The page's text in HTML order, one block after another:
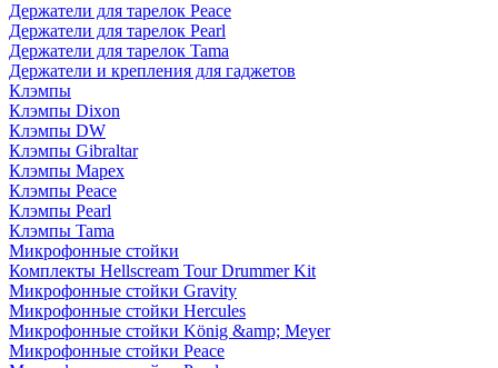
Держатели для тарелок Peace
Держатели для тарелок Pearl
Держатели для тарелок Tama
Держатели и крепления для гаджетов
Клэмпы
Клэмпы Dixon
Клэмпы DW
Клэмпы Gibraltar
Клэмпы Mapex
Клэмпы Peace
Клэмпы Pearl
Клэмпы Tama
Микрофонные стойки
Комплекты Hellscream Tour Drummer Kit
Микрофонные стойки Gravity
Микрофонные стойки Hercules
Микрофонные стойки König &amp; Meyer
Микрофонные стойки Peace